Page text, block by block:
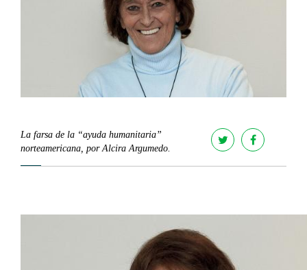
La farsa de la “ayuda humanitaria”
norteamericana, por Alcira Argumedo.